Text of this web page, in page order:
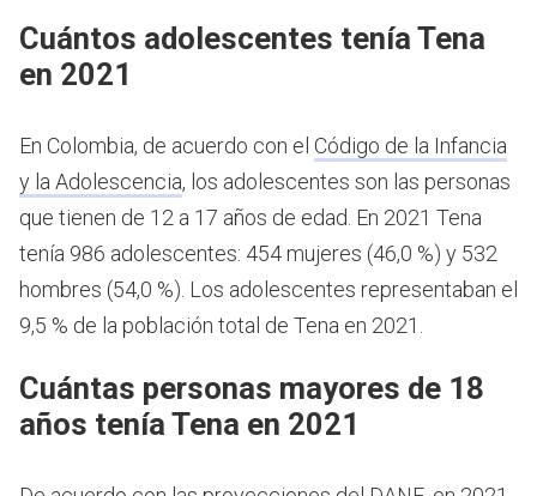
Cuántos adolescentes tenía Tena
en 2021
En Colombia, de acuerdo con el Código de la Infancia
y la Adolescencia, los adolescentes son las personas
que tienen de 12 a 17 años de edad. En 2021 Tena
tenía 986 adolescentes: 454 mujeres (46,0 %) y 532
hombres (54,0 %). Los adolescentes representaban el
9,5 % de la población total de Tena en 2021.
Cuántas personas mayores de 18
años tenía Tena en 2021